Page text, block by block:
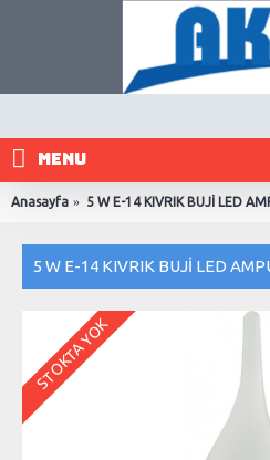
MENU
Anasayfa 5 W E-14 KIVRIK BUJİ LED
5 W E-14 KIVRIK BUJİ LED
STOKTA YOK